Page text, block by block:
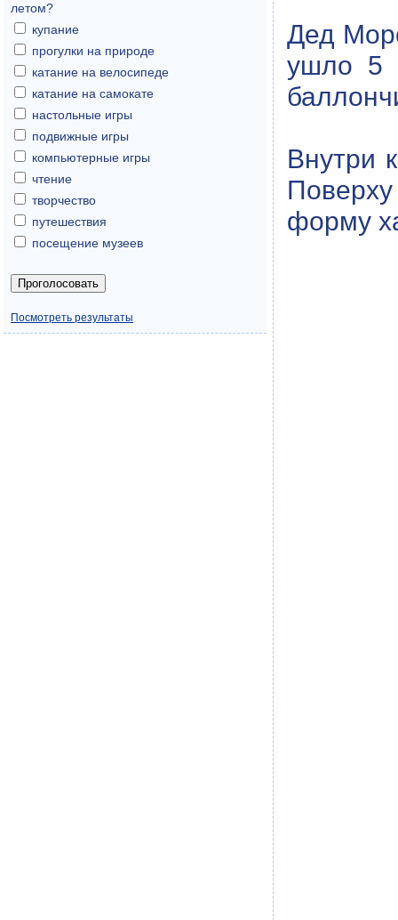
Дед
ушло 5
Внутри
форму
летом?
купание
прогулки на природе
катание на велосипеде
катание на самокате
настольные игры
подвижные игры
компьютерные игры
чтение
творчество
путешествия
посещение музеев
Посмотреть результаты